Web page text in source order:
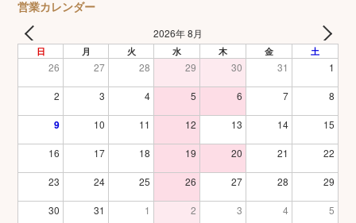
営業カレンダー
2026年 8月
日 月 火 水 木 金 土
26 27 28 29 30 31 1
2 3 4 5 6 7 8
9 10 11 12 13 14 15
16 17 18 19 20 21 22
23 24 25 26 27 28 29
30 31 1 2 3 4 5